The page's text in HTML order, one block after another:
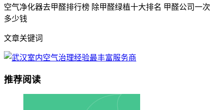
空气净化器去甲醛排行榜 除甲醛绿植十大排名 甲醛公司一次
多少钱
文章关键词
推荐阅读